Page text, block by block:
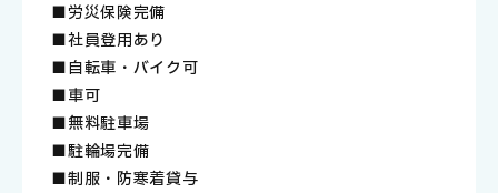
■労災保険完備
■社員登用あり
■自転車・バイク可
■車可
■無料駐車場
■駐輪場完備
■制服・防寒着貸与